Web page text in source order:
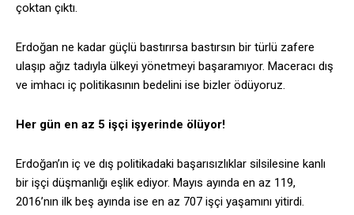
çoktan çıktı.
Erdoğan ne kadar güçlü bastırırsa bastırsın bir türlü zafere
ulaşıp ağız tadıyla ülkeyi yönetmeyi başaramıyor. Maceracı dış
ve imhacı iç politikasının bedelini ise bizler ödüyoruz.
Her gün en az 5 işçi işyerinde ölüyor!
Erdoğan’ın iç ve dış politikadaki başarısızlıklar silsilesine kanlı
bir işçi düşmanlığı eşlik ediyor. Mayıs ayında en az 119,
2016’nın ilk beş ayında ise en az 707 işçi yaşamını yitirdi.